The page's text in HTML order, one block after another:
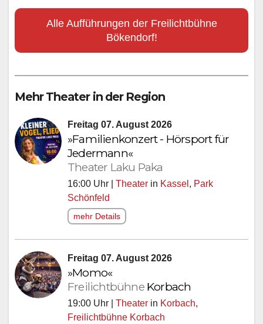
Alle Aufführungen der Freilichtbühne
Bökendorf!
Mehr Theater in der Region
Freitag 07. August 2026
»Familienkonzert - Hörsport für
Jedermann«
Theater Laku Paka
16:00 Uhr | Theater in Kassel , Park
Schönfeld
mehr Details
Freitag 07. August 2026
»Momo«
Freilichtbühne Korbach
19:00 Uhr | Theater in Korbach,
Freilichtbühne Korbach